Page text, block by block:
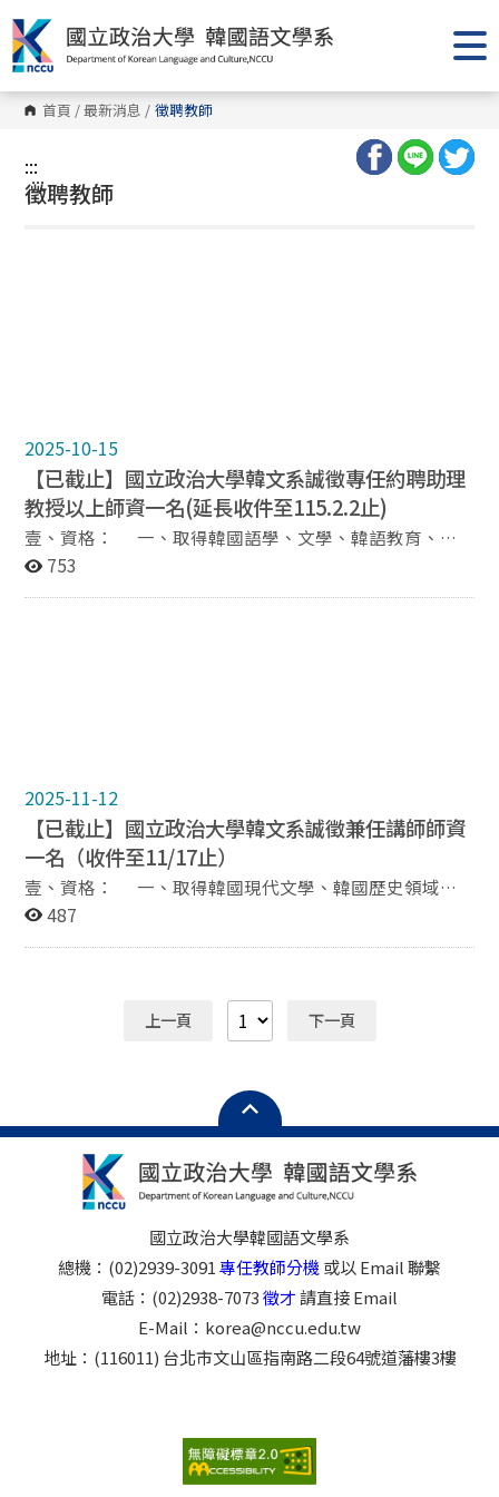
跳
到
主
要
內
容
區 首頁 /最新消息 / 徵聘教師
:::
:::
徵聘教師
2025-10-15
【已截止】國立政治大學韓文系誠徵專任約聘助理
教授以上師資一名(延長收件至115.2.2止)
壹、資格： 一、取得韓國語學、文學、韓語教育、韓
國學等相關領域博士學位以上者。 二、具教學經驗者
(2) 可於本校開設之課程名稱3~4門(含教學大綱) 參、
預計起聘日：115年 8月 1日 肆、待遇：依本校規定 伍、
授課科目：（未定） 陸、試教：時間另行通知 意者請於
115年 2月 2日（一）前，先行將申請文件掃描檔email
至 korea@nccu.edu.tw ; 正本紙本文件最晚須於面試前一
日寄至(116011) 臺北市文山區指南路二段64號道藩樓3樓
韓國語文學系辦公室。 ※ 郵件及信件主旨：應徵專任約
不合者恕不退件(書籍除外)，亦不另行通知。
753
2025-11-12
【已截止】國立政治大學韓文系誠徵兼任講師師資
一名（收件至11/17止）
壹、資格： 一、取得韓國現代文學、韓國歷史領域碩
士學位者，或具有韓國影視翻譯經歷之碩士學歷持有者，
提名表(請下載附檔2) ※表格不夠可自行延伸 二、學位
中文或英文證書影本乙份(國外學歷需經駐外單位驗證)
及羅列於著作目錄中之著作各乙份 五、如有教師證書
請附影本、外籍人士請附居留證影本 六、推薦信乙封
七、請提供擬於本校開設之課程名稱1門(含教學大綱)
參、預計起聘日：115年 2月 1日 肆、待遇：依本校規定
伍、授課科目：（未定）、 授課時間（未定） 意者請於
114年 11月 17日（一）前，先行將申請文件掃描檔email
至 korea@nccu.edu.tw ； 正本紙本文件最晚須於面試前
一日寄至(116011) 臺北市文山區指南路二段64號道藩樓3
樓韓國語文學系辦公室。 ※郵件及信件主旨：應徵兼任
恕不退件(紙本著作除外)，亦不另行通知。
487
上一頁 下一頁
國立政治大學韓國語文學系
總機：(02)2939-3091 專任教師分機或以 Email 聯繫
電話：(02)2938-7073徵才請直接 Email
E-Mail：korea@nccu.edu.tw
地址：(116011) 台北市文山區指南路二段64號道藩樓3樓